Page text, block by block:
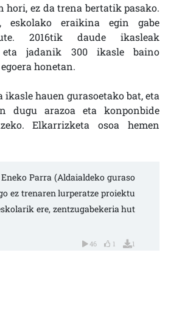
hori, ez da trena bertatik pasako.
eskolako eraikina egin gabe
2016tik daude ikasleak
eta jadanik 300 ikasle baino
honetan.
ikasle hauen gurasoetako bat, eta
dugu arazoa eta konponbide
Elkarrizketa osoa hemen
Parra (Aldaialdeko guraso
ez trenaren lurperatze proiektu
ere, zentzugabekeria hut
46 1 1